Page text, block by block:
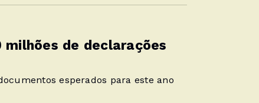
milhões de declarações
esperados para este ano